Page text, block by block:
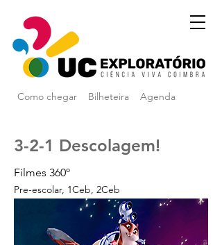
Como chegar Agenda
Bilheteira
3-2-1 Descolagem!
Filmes 360º
Pre-escolar, 1Ceb, 2Ceb